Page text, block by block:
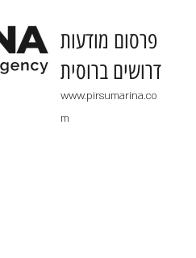
​פרסום מודעות
דרושים ברוסית
www.pirsumarina.co
m